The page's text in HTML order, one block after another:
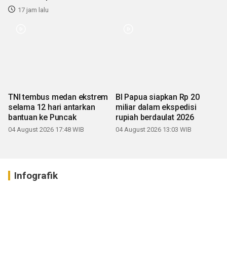
17 jam lalu
TNI tembus medan ekstrem
selama 12 hari antarkan
bantuan ke Puncak
04 August 2026 17:48 WIB
BI Papua siapkan Rp 20
miliar dalam ekspedisi
rupiah berdaulat 2026
04 August 2026 13:03 WIB
Infografik